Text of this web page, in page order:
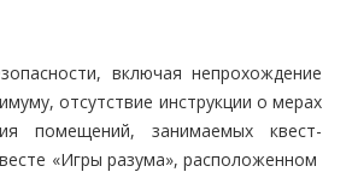
включая непрохождение
отсутствие инструкции о мерах
помещений, занимаемых квест-
«Игры разума», расположенном